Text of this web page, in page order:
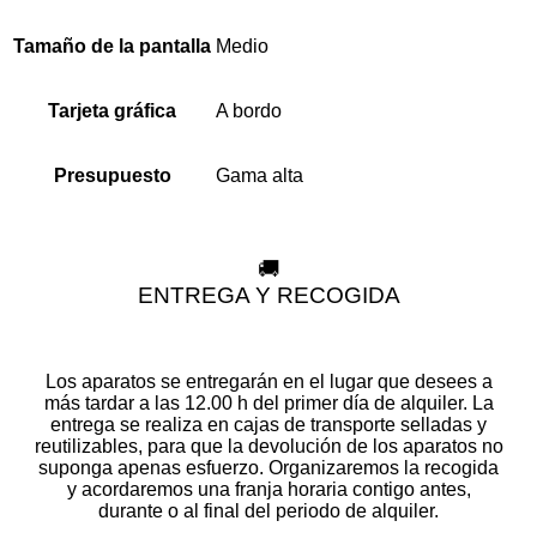
Tamaño de la pantalla Medio
Tarjeta gráfica A bordo
Presupuesto Gama alta
🚚
ENTREGA Y RECOGIDA
Los aparatos se entregarán en el lugar que desees a
más tardar a las 12.00 h del primer día de alquiler. La
entrega se realiza en cajas de transporte selladas y
reutilizables, para que la devolución de los aparatos no
suponga apenas esfuerzo. Organizaremos la recogida
y acordaremos una franja horaria contigo antes,
durante o al final del periodo de alquiler.